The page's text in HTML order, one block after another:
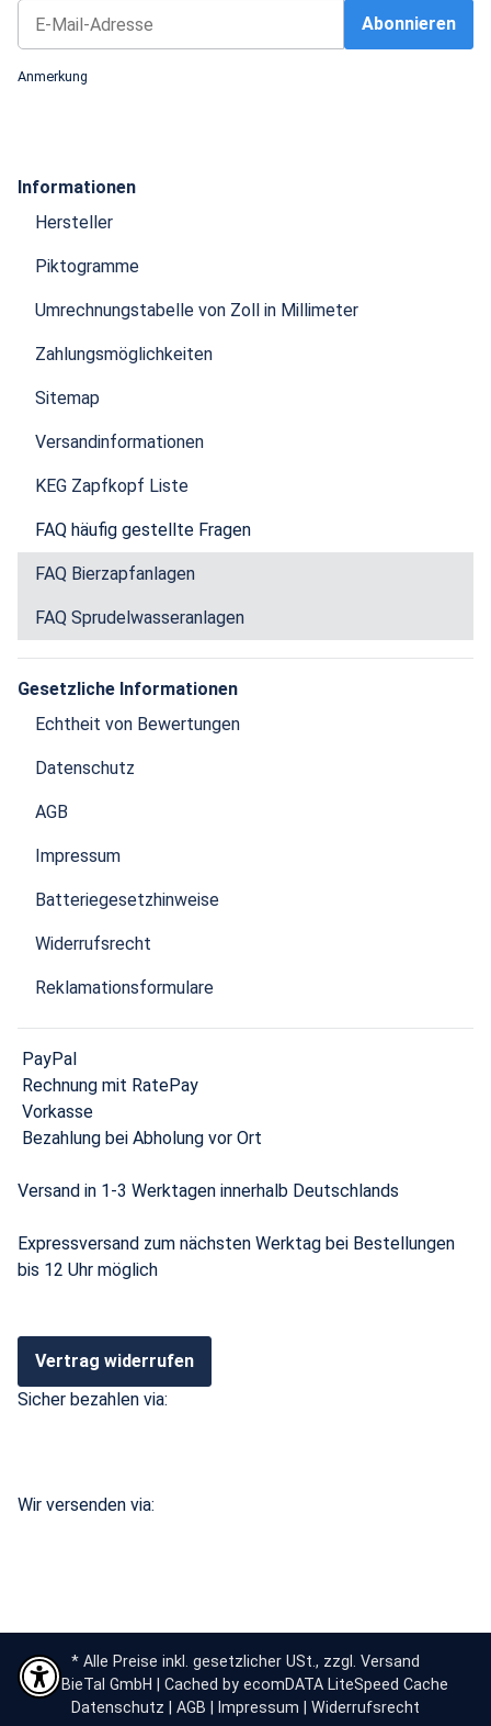
Abonnieren
Anmerkung
Informationen
Hersteller
Piktogramme
Umrechnungstabelle von Zoll in Millimeter
Zahlungsmöglichkeiten
Sitemap
Versandinformationen
KEG Zapfkopf Liste
FAQ häufig gestellte Fragen
FAQ Bierzapfanlagen
FAQ Sprudelwasseranlagen
Gesetzliche Informationen
Echtheit von Bewertungen
Datenschutz
AGB
Impressum
Batteriegesetzhinweise
Widerrufsrecht
Reklamationsformulare
PayPal
Rechnung mit RatePay
Vorkasse
Bezahlung bei Abholung vor Ort
Versand in 1-3 Werktagen innerhalb Deutschlands
Expressversand zum nächsten Werktag bei Bestellungen
bis 12 Uhr möglich
Vertrag widerrufen
Sicher bezahlen via:
Wir versenden via:
* Alle Preise inkl. gesetzlicher USt., zzgl. Versand
© BieTal GmbH | Cached by ecomDATA LiteSpeed Cache
Datenschutz
AGB Impressum Widerrufsrecht